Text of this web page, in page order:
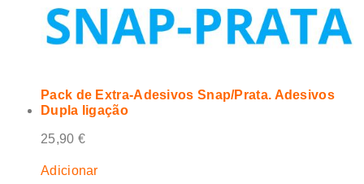
Pack de Extra-Adesivos Snap/Prata. Adesivos
Dupla ligação
25,90 €
Adicionar